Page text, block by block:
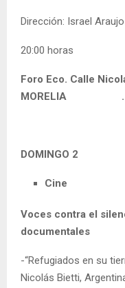
Dirección: Israel Araujo
20:00 horas
Foro Eco. Calle
MORELIA .
DOMINGO 2
Cine
Voces contra el
documentales
-“Refugiados en su
Nicolás Bietti,